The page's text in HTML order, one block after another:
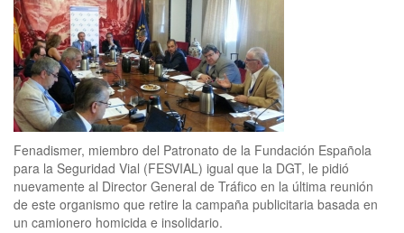
Fenadismer, miembro del Patronato de la Fundación Española
para la Seguridad Vial (FESVIAL) igual que la DGT, le pidió
nuevamente al Director General de Tráfico en la última reunión
de este organismo que retire la campaña publicitaria basada en
un camionero homicida e insolidario.